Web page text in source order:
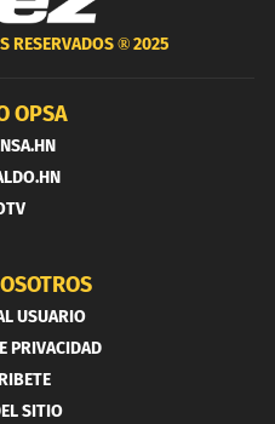
RESERVADOS ®2025
OPSA
USUARIO
PRIVACIDAD
SITIO